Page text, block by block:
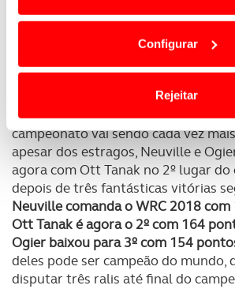
Em alguns casos, a utilização destas
termos e a todo o tempo as suas
o acesso a informações durante a
personalizar conteúdos e anúncios,
funcionalidades de redes sociais, bem
analisar dados de navegação no
Adicionalmente partilhamos
utilização do nosso site de publicidade
parceiros e organizações na UE e em
Configurar
Rejeitar
A guerra dos pontos nesta reta
campeonato vai sendo cada vez
apesar dos estragos, Neuville e
agora com Ott Tanak no 2º lugar
depois de três fantásticas vitórias
Neuville comanda o WRC 2018
Ott Tanak é agora o 2º com 164
Ogier baixou para 3º com 154
deles pode ser campeão do mundo,
disputar três ralis até final do